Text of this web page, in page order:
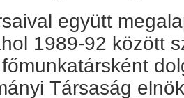
együtt
1989-92 között
Társaság